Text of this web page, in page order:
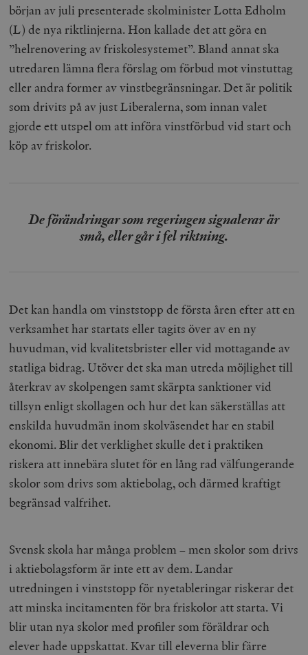
början av juli presenterade skolminister Lotta Edholm
(L) de nya riktlinjerna. Hon kallade det att göra en
”helrenovering av friskolesystemet”. Bland annat ska
utredaren lämna flera förslag om förbud mot vinstuttag
eller andra former av vinstbegränsningar. Det är politik
som drivits på av just Liberalerna, som innan valet
gjorde ett utspel om att införa vinstförbud vid start och
köp av friskolor.
De förändringar som regeringen signalerar är
små, eller går i fel riktning.
Det kan handla om vinststopp de första åren efter att en
verksamhet har startats eller tagits över av en ny
huvudman, vid kvalitetsbrister eller vid mottagande av
statliga bidrag. Utöver det ska man utreda möjlighet till
återkrav av skolpengen samt skärpta sanktioner vid
tillsyn enligt skollagen och hur det kan säkerställas att
enskilda huvudmän inom skolväsendet har en stabil
ekonomi. Blir det verklighet skulle det i praktiken
riskera att innebära slutet för en lång rad välfungerande
skolor som drivs som aktiebolag, och därmed kraftigt
begränsad valfrihet.
Svensk skola har många problem – men skolor som drivs
i aktiebolagsform är inte ett av dem. Landar
utredningen i vinststopp för nyetableringar riskerar det
att minska incitamenten för bra friskolor att starta. Vi
blir utan nya skolor med profiler som föräldrar och
elever hade uppskattat. Kvar till eleverna blir färre